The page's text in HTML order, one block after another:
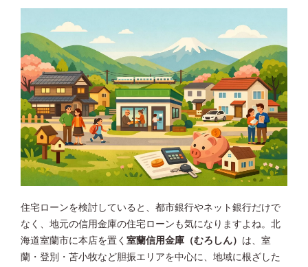
住宅ローンを検討していると、都市銀行やネット銀行だけで
なく、地元の信用金庫の住宅ローンも気になりますよね。北
海道室蘭市に本店を置く 室蘭信用金庫（むろしん） は、室
蘭・登別・苫小牧など胆振エリアを中心に、地域に根ざした